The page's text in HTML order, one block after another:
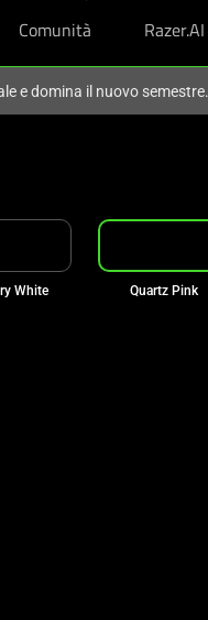
Comunità Razer.AI
e domina il nuovo semestre.
White Quartz Pink